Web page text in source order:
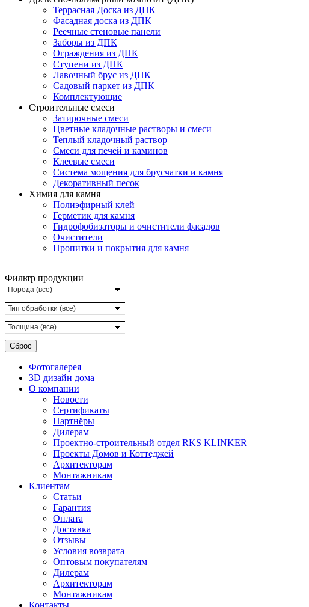
Террасная Доска из ДПК
Фасадная доска из ДПК
Реечные стеновые панели
Заборы из ДПК
Ограждения из ДПК
Ступени из ДПК
Лавочный брус из ДПК
Садовый паркет из ДПК
Комплектующие
Строительные смеси
Затирочные смеси
Цветные кладочные растворы и смеси
Теплый кладочный раствор
Смеси для печей и каминов
Клеевые смеси
Система мощения для брусчатки и камня
Декоративный песок
Химия для камня
Полиэфирный клей
Герметик для камня
Гидрофобизаторы и очистители фасадов
Очистители
Пропитки и покрытия для камня
Фильтр продукции
Порода (все)
Тип обработки (все)
Толщина (все)
Фотогалерея
3D дизайн дома
О компании
Новости
Сертификаты
Партнёры
Дилерам
Проектно-строительный отдел RKS KLINKER
Проекты Домов и Коттеджей
Архитекторам
Монтажникам
Клиентам
Статьи
Гарантия
Оплата
Доставка
Отзывы
Условия возврата
Оптовым покупателям
Дилерам
Архитекторам
Монтажникам
Контакты